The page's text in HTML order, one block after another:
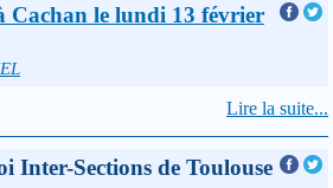
Cachan le lundi 13 février
Lire la suite...
Inter-Sections de Toulouse